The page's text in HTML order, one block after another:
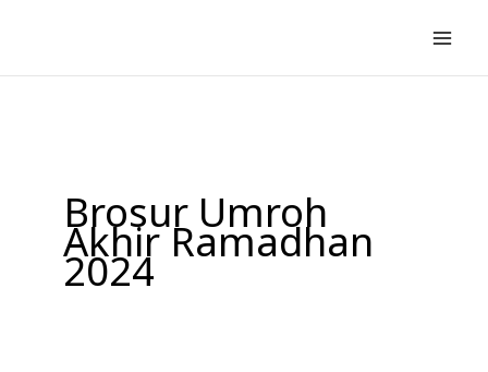
konten
Brosur Umroh
Akhir Ramadhan
2024